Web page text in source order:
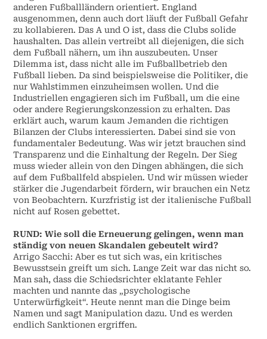
anderen Fußballländern orientiert. England
ausgenommen, denn auch dort läuft der Fußball Gefahr
zu kollabieren. Das A und O ist, dass die Clubs solide
haushalten. Das allein vertreibt all diejenigen, die sich
dem Fußball nähern, um ihn auszubeuten. Unser
Dilemma ist, dass nicht alle im Fußballbetrieb den
Fußball lieben. Da sind beispielsweise die Politiker, die
nur Wahlstimmen einzuheimsen wollen. Und die
Industriellen engagieren sich im Fußball, um die eine
oder andere Regierungskonzession zu erhalten. Das
erklärt auch, warum kaum Jemanden die richtigen
Bilanzen der Clubs interessierten. Dabei sind sie von
fundamentaler Bedeutung. Was wir jetzt brauchen sind
Transparenz und die Einhaltung der Regeln. Der Sieg
muss wieder allein von den Dingen abhängen, die sich
auf dem Fußballfeld abspielen. Und wir müssen wieder
stärker die Jugendarbeit fördern, wir brauchen ein Netz
von Beobachtern. Kurzfristig ist der italienische Fußball
nicht auf Rosen gebettet.
RUND: Wie soll die Erneuerung gelingen, wenn man
ständig von neuen Skandalen gebeutelt wird?
Arrigo Sacchi: Aber es tut sich was, ein kritisches
Bewusstsein greift um sich. Lange Zeit war das nicht so.
Man sah, dass die Schiedsrichter eklatante Fehler
machten und nannte das „psychologische
Unterwürfigkeit“. Heute nennt man die Dinge beim
Namen und sagt Manipulation dazu. Und es werden
endlich Sanktionen ergriffen.